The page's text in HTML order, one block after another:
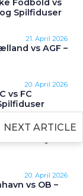
NEXT ARTICLE
Fodbold vs
Spilfiduser
21. April 2026
vs AGF –
20. April 2026
vs FC
20. April 2026
Brøndby IF –
20. April 2026
vs OB –